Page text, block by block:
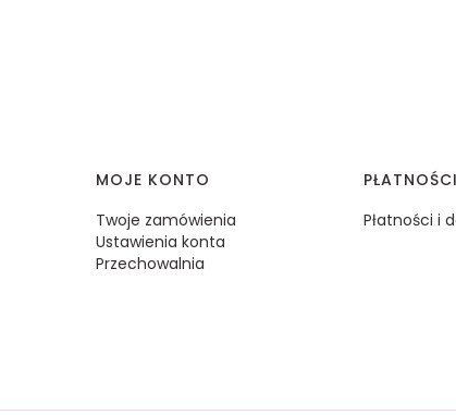
MOJE KONTO
Twoje zamówienia
Ustawienia konta
Przechowalnia
Płatności i